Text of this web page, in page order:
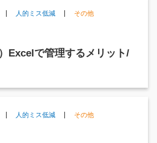
人的ミス低減 その他
Excelで管理するメリット/
人的ミス低減 その他